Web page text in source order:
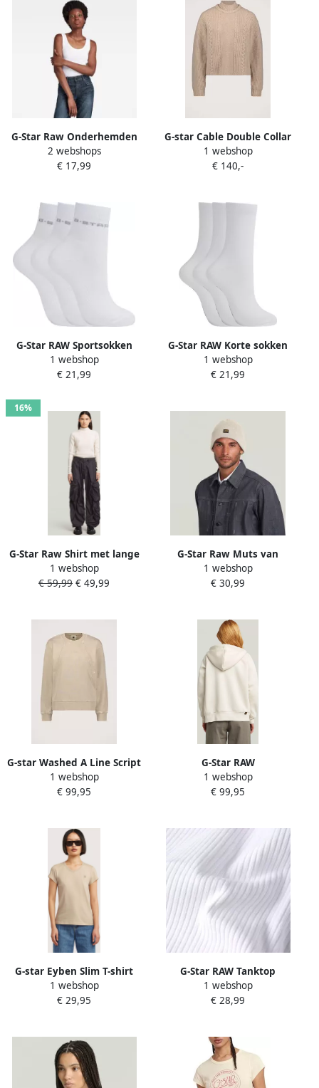
G-Star Raw Onderhemden
D07210-3310 BASE TANL-110
2 webshops
€ 17,99
G-star Cable Double Collar
Knit Trui
1 webshop
€ 140,-
G-Star RAW Sportsokken
MUSK 3 PACK ANKLET
SPORTS SOCKS (set 3 paar)
1 webshop
€ 21,99
G-Star RAW Korte sokken
SNOWFLAKE 3 PACK ANKLET
SOCKS (set 3 paar)
1 webshop
€ 21,99
16%
G-Star Raw Shirt met lange
mouwen en opstaande
kraag
1 webshop
€ 59,99 € 49,99
G-Star Raw Muts van
viscosemix model
'Fisherman'
1 webshop
€ 30,99
G-star Washed A Line Script
Sweater
1 webshop
€ 99,95
G-Star RAW
Capuchonsweatvest
Premium core 2.1 hdd zip
1 webshop
€ 99,95
G-star Eyben Slim T-shirt
1 webshop
€ 29,95
G-Star RAW Tanktop
Geribbeld Tanktop
1 webshop
€ 28,99